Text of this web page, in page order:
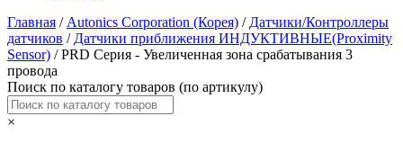
Главная / Autonics Corporation (Корея) / Датчики/Контроллеры
датчиков / Датчики приближения ИНДУКТИВНЫЕ(Proximity
Sensor) / PRD Серия - Увеличенная зона срабатывания 3
провода
Поиск по каталогу товаров (по артикулу)
×